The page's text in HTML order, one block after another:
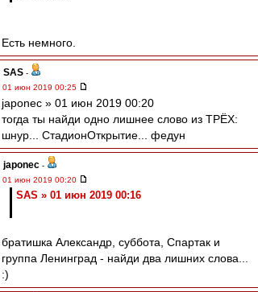
Есть немного.
SAS -
01 июн 2019 00:25
japonec » 01 июн 2019 00:20
тогда ты найди одно лишнее слово из ТРЁХ:
шнур... СтадионОткрытие... федун
japonec -
01 июн 2019 00:20
SAS » 01 июн 2019 00:16
братишка Александр, суббота, Спартак и
группа Ленинград - найди два лишних слова...
:)